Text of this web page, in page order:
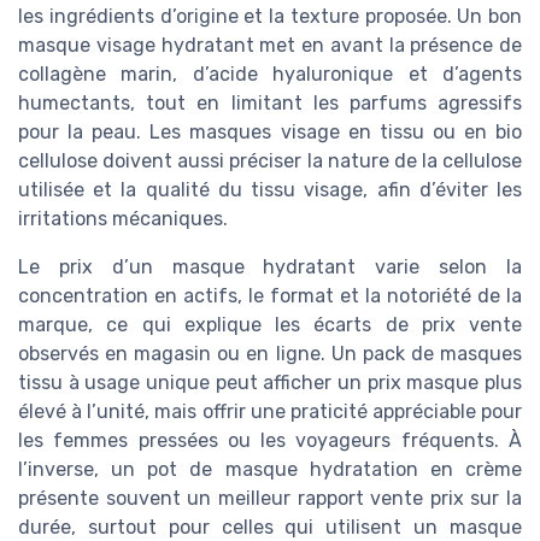
les ingrédients d’origine et la texture proposée. Un bon
masque visage hydratant met en avant la présence de
collagène marin, d’acide hyaluronique et d’agents
humectants, tout en limitant les parfums agressifs
pour la peau. Les masques visage en tissu ou en bio
cellulose doivent aussi préciser la nature de la cellulose
utilisée et la qualité du tissu visage, afin d’éviter les
irritations mécaniques.
Le prix d’un masque hydratant varie selon la
concentration en actifs, le format et la notoriété de la
marque, ce qui explique les écarts de prix vente
observés en magasin ou en ligne. Un pack de masques
tissu à usage unique peut afficher un prix masque plus
élevé à l’unité, mais offrir une praticité appréciable pour
les femmes pressées ou les voyageurs fréquents. À
l’inverse, un pot de masque hydratation en crème
présente souvent un meilleur rapport vente prix sur la
durée, surtout pour celles qui utilisent un masque